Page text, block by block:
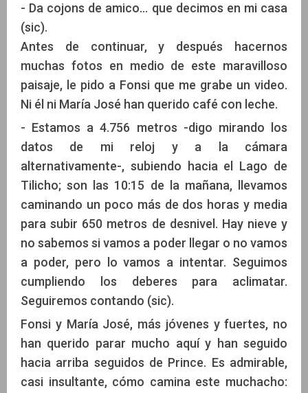
- Da cojons de amico… que decimos en mi casa
(sic).
Antes de continuar, y después hacernos
muchas fotos en medio de este maravilloso
paisaje, le pido a Fonsi que me grabe un video.
Ni él ni María José han querido café con leche.
- Estamos a 4.756 metros -digo mirando los
datos de mi reloj y a la cámara
alternativamente-, subiendo hacia el Lago de
Tilicho; son las 10:15 de la mañana, llevamos
caminando un poco más de dos horas y media
para subir 650 metros de desnivel. Hay nieve y
no sabemos si vamos a poder llegar o no vamos
a poder, pero lo vamos a intentar. Seguimos
cumpliendo los deberes para aclimatar.
Seguiremos contando (sic).
Fonsi y María José, más jóvenes y fuertes, no
han querido parar mucho aquí y han seguido
hacia arriba seguidos de Prince. Es admirable,
casi insultante, cómo camina este muchacho: